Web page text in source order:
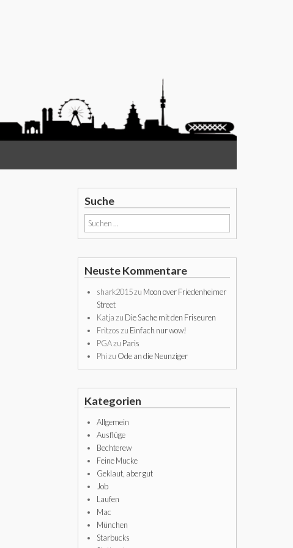
Suche
Suchen
nach:
Neuste Kommentare
shark2015zu Moon over Friedenheimer
Street
Katjazu Die Sache mit den Friseuren
Fritzoszu Einfach nur wow!
PGAzu Paris
Phizu Ode an die Neunziger
Kategorien
Allgemein
Ausflüge
Bechterew
Feine Mucke
Geklaut, aber gut
Job
Laufen
Mac
München
Starbucks